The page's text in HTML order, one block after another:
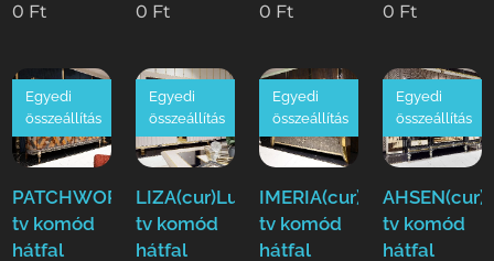
0 Ft 0 Ft 0 Ft 0 Ft
PATCHWORK(cur)Luxus
tv komód
hátfal
Egyedi
összeállítás
LIZA(cur)Luxus
tv komód
hátfal
Egyedi
összeállítás
IMERIA(cur)Luxus
tv komód
hátfal
Egyedi
összeállítás
tv komód
hátfal
Egyedi
összeállítás